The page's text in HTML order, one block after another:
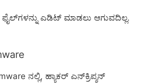
ಎಡಿಟ್ ಮಾಡಲು ಆಗುವದಿಲ್ಲ.
ನಲ್ಲಿ, ಹ್ಯಾಕರ್ ಎನ್‌ಕ್ರಿಪ್ಶನ್